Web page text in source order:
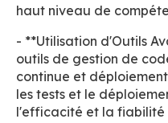
haut niveau de
- **Utilisation d'Outils
outils de gestion de
continue et
les tests et le
l'efficacité et la fiabilité